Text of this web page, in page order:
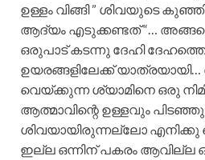
ഉള്ളം വിങ്ങി ” ശിവയുടെ
ആദ്യം എടുക്കണ്ടത് “…
ഒരുപാട് കടന്നു ദേഹി
ഉയരങ്ങളിലേക്ക് യാത്രയായി…
വെയ്ക്കുന്ന ശ്യാമിനെ ഒരു
ആത്മാവിന്റെ ഉള്ളവും പിടഞ്ഞു
ശിവയായിരുന്നല്ലോ എനിക്കു
ഇല്ല ഒന്നിന് പകരം ആവില്ല